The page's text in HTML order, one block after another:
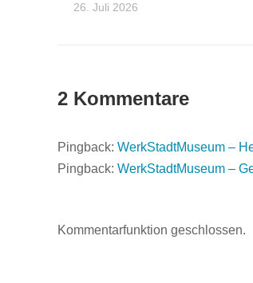
26. Juli 2026
2 Kommentare
Pingback: WerkStadtMuseum –
Pingback: WerkStadtMuseum –
Kommentarfunktion geschlossen.